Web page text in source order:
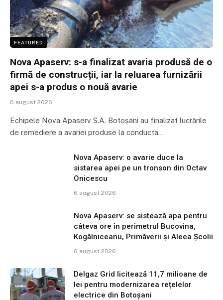
FEATURED
Nova Apaserv: s-a finalizat avaria produsă de o
firmă de construcții, iar la reluarea furnizării
apei s-a produs o nouă avarie
6 august 2026
Echipele Nova Apaserv S.A. Botoșani au finalizat lucrările
de remediere a avariei produse la conducta…
Nova Apaserv: o avarie duce la
sistarea apei pe un tronson din Octav
Onicescu
6 august 2026
Nova Apaserv: se sistează apa pentru
câteva ore în perimetrul Bucovina,
Kogălniceanu, Primăverii și Aleea Școlii
6 august 2026
Delgaz Grid licitează 11,7 milioane de
lei pentru modernizarea rețelelor
electrice din Botoșani